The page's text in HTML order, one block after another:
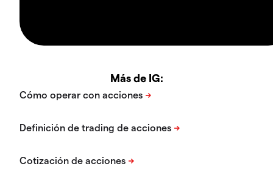
Más de IG: